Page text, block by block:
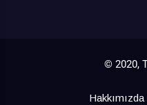
© 2020,
Hakkımızda